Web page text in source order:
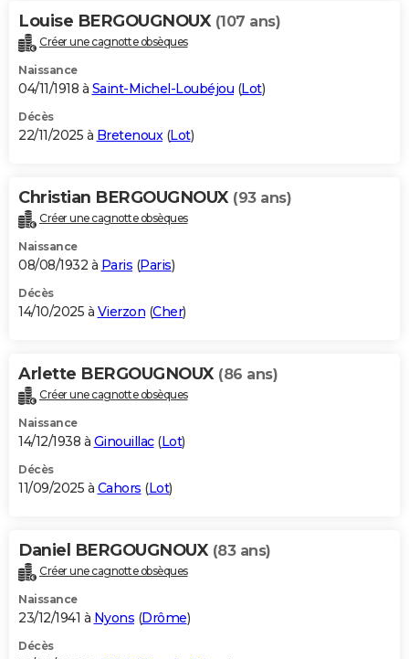
Louise BERGOUGNOUX (107 ans)
Créer une cagnotte obsèques
Naissance
04/11/1918 à Saint-Michel-Loubéjou (Lot)
Décès
22/11/2025 à Bretenoux(Lot)
Christian BERGOUGNOUX (93 ans)
Créer une cagnotte obsèques
Naissance
08/08/1932 à Paris (Paris)
Décès
14/10/2025 à Vierzon (Cher)
Arlette BERGOUGNOUX (86 ans)
Créer une cagnotte obsèques
Naissance
14/12/1938 à Ginouillac(Lot)
Décès
11/09/2025 à Cahors (Lot)
Daniel BERGOUGNOUX (83 ans)
Créer une cagnotte obsèques
Naissance
23/12/1941 à Nyons (Drôme)
Décès